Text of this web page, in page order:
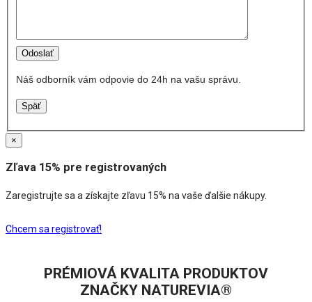
Náš odborník vám odpovie do 24h na vašu správu.
Späť
×
Zľava 15% pre registrovaných
Zaregistrujte sa a získajte zľavu 15% na vaše ďalšie nákupy.
Chcem sa registrovať!
PRÉMIOVÁ KVALITA PRODUKTOV
ZNAČKY NATUREVIA®